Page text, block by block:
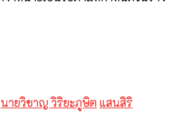
นายวิชาญ วิริยะภูษิต แสนสิริ